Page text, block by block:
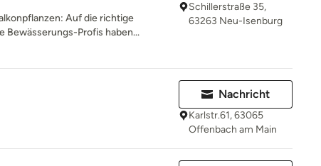
Auf die richtige
Bewässerungs-Profis haben...
Schillerstraße 35,
63263 Neu-Isenburg
Nachricht
Karlstr.61, 63065
Offenbach am Main